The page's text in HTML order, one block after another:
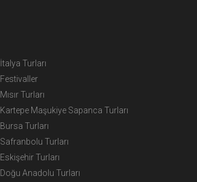
İtalya Turları
Festivaller
Mısır Turları
Kartepe Maşukiye Sapanca Turları
Bursa Turları
Safranbolu Turları
Eskişehir Turları
Doğu Anadolu Turları